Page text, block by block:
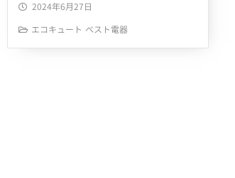
2024年6月27日
エコキュート ベスト電器